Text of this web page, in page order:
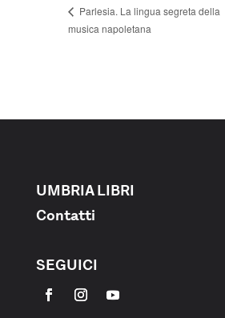
Parlesia. La lingua segreta della
musica napoletana
UMBRIA LIBRI
Contatti
SEGUICI